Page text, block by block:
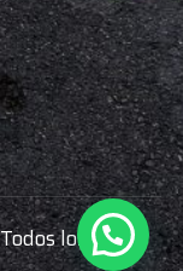
los